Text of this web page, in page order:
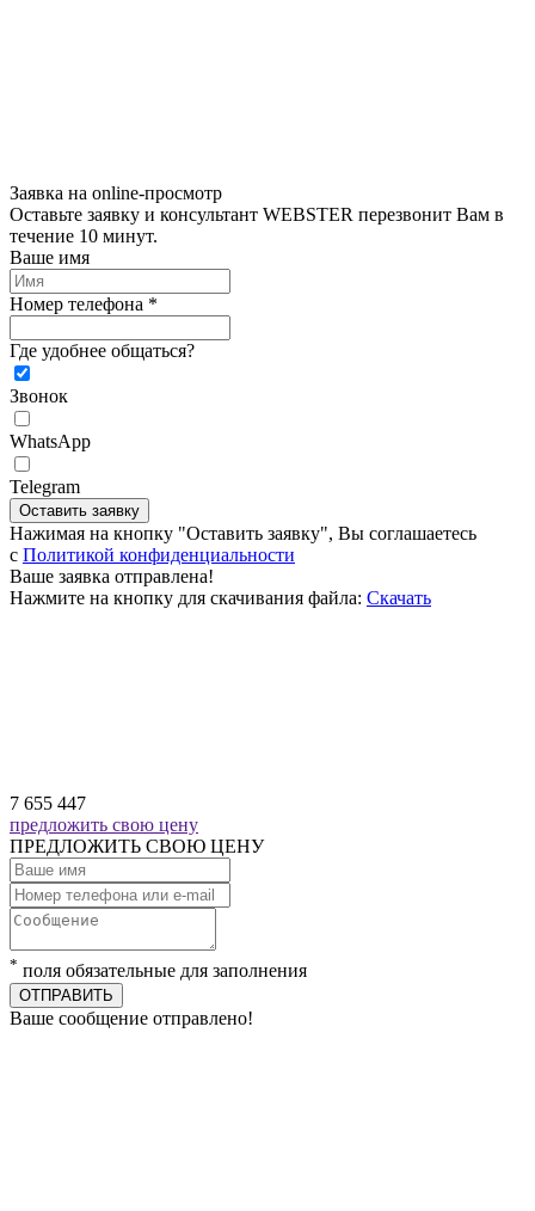
Заявка на online-просмотр
Оставьте заявку и консультант WEBSTER перезвонит Вам в
течение 10 минут.
Ваше имя
Номер телефона *
Где удобнее общаться?
Звонок
WhatsApp
Telegram
Оставить заявку
Нажимая на кнопку "Оставить заявку", Вы соглашаетесь
c Политикой конфиденциальности
Ваше заявка отправлена!
Нажмите на кнопку для скачивания файла: Скачать
7 655 447
предложить свою цену
ПРЕДЛОЖИТЬ СВОЮ ЦЕНУ
* поля обязательные для заполнения
ОТПРАВИТЬ
Ваше сообщение отправлено!